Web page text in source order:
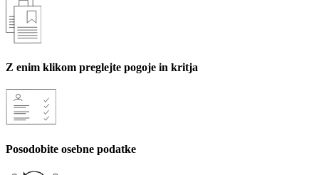
Z enim klikom preglejte pogoje in kritja
Posodobite osebne podatke